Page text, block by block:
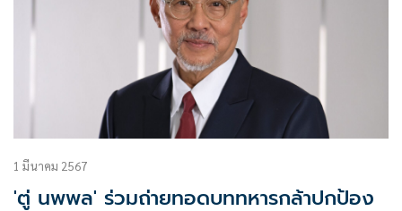
1 มีนาคม 2567
'ตู่ นพพล' ร่วมถ่ายทอดบททหารกล้าปกป้อง